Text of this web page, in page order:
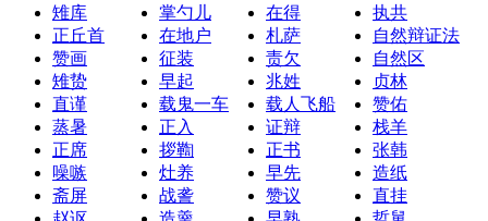
雉库
掌勺儿 在得
执共
正丘首
在地户 札萨
自然辩证法
赞画
征装 责欠
自然区
雉贽
早起 兆姓
贞林
直谨
载鬼一车 载人飞船
赞佑
蒸暑
正入 证辩
栈羊
正席
拶鞫 正书
张韩
噪嗾
灶养 早先
造纸
斋屏
战詟 赞议
直挂